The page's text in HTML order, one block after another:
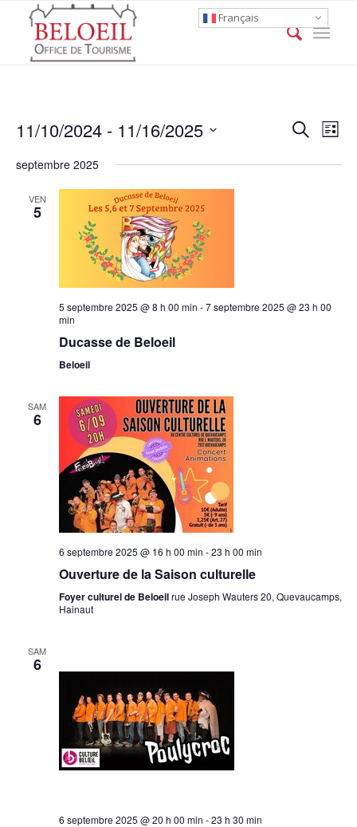
Events
Search
List
11/10/2024 - 11/16/2025
date.
septembre 2025
VEN
5
5 septembre 2025 @ 8 h 00 min -7 septembre 2025 @ 23 h 00
min
Ducasse de Beloeil
Beloeil
SAM
6
6 septembre 2025 @ 16 h 00 min -23 h 00 min
Ouverture de la Saison culturelle
Foyer culturel de Beloeilrue Joseph Wauters 20, Quevaucamps,
Hainaut
SAM
6
6 septembre 2025 @ 20 h 00 min -23 h 30 min
Français